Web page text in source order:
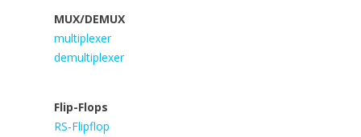
MUX/DEMUX
multiplexer
demultiplexer
Flip-Flops
RS-Flipflop